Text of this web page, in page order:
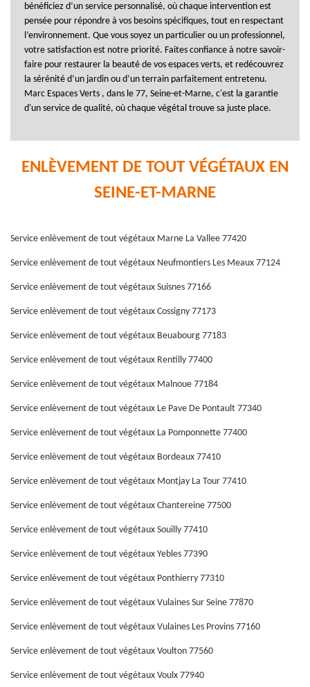
bénéficiez d’un service personnalisé, où chaque intervention est
pensée pour répondre à vos besoins spécifiques, tout en respectant
l’environnement. Que vous soyez un particulier ou un professionnel,
votre satisfaction est notre priorité. Faites confiance à notre savoir-
faire pour restaurer la beauté de vos espaces verts, et redécouvrez
la sérénité d’un jardin ou d’un terrain parfaitement entretenu.
Marc Espaces Verts , dans le 77, Seine-et-Marne, c'est la garantie
d'un service de qualité, où chaque végétal trouve sa juste place.
ENLÈVEMENT DE TOUT VÉGÉTAUX EN
SEINE-ET-MARNE
Service enlèvement de tout végétaux Marne La Vallee 77420
Service enlèvement de tout végétaux Neufmontiers Les Meaux 77124
Service enlèvement de tout végétaux Suisnes 77166
Service enlèvement de tout végétaux Cossigny 77173
Service enlèvement de tout végétaux Beuabourg 77183
Service enlèvement de tout végétaux Rentilly 77400
Service enlèvement de tout végétaux Malnoue 77184
Service enlèvement de tout végétaux Le Pave De Pontault 77340
Service enlèvement de tout végétaux La Pomponnette 77400
Service enlèvement de tout végétaux Bordeaux 77410
Service enlèvement de tout végétaux Montjay La Tour 77410
Service enlèvement de tout végétaux Chantereine 77500
Service enlèvement de tout végétaux Souilly 77410
Service enlèvement de tout végétaux Yebles 77390
Service enlèvement de tout végétaux Ponthierry 77310
Service enlèvement de tout végétaux Vulaines Sur Seine 77870
Service enlèvement de tout végétaux Vulaines Les Provins 77160
Service enlèvement de tout végétaux Voulton 77560
Service enlèvement de tout végétaux Voulx 77940